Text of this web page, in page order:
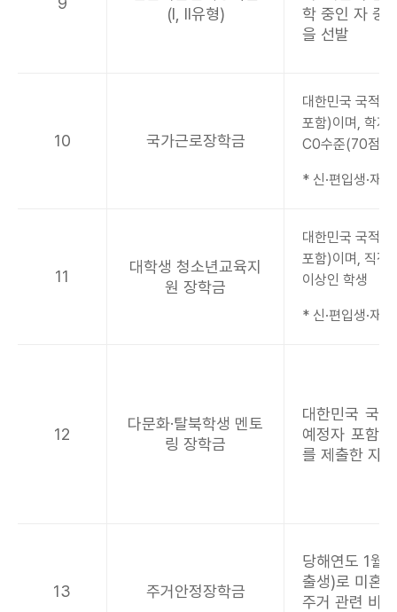
(l, ll유형)
학 중인 자 중
을 선발
10 국가근로장학금
대한민국 국적
포함)이며, 학자
C0수준(70점/
* 신·편입생·재
11
대학생 청소년교육지
원 장학금
대한민국 국적
포함)이며, 직전
이상인 학생
* 신·편입생·재
12
다문화·탈북학생 멘토
링 장학금
대한민국 국
예정자 포함)
를 제출한 자
13 주거안정장학금
당해연도 1월
출생)로 미혼
주거 관련 비